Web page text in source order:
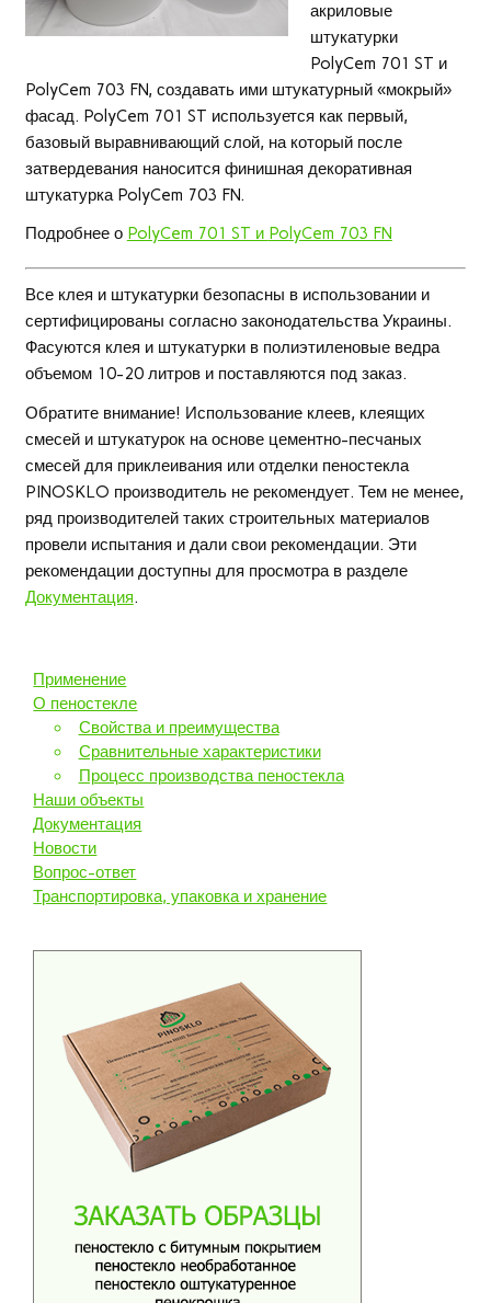
акриловые
штукатурки
PolyCem 701 ST и
PolyCem 703 FN, создавать ими штукатурный «мокрый»
фасад. PolyCem 701 ST используется как первый,
базовый выравнивающий слой, на который после
затвердевания наносится финишная декоративная
штукатурка PolyCem 703 FN.
Подробнее о PolyCem 701 ST и PolyCem 703 FN
Все клея и штукатурки безопасны в использовании и
сертифицированы согласно законодательства Украины.
Фасуются клея и штукатурки в полиэтиленовые ведра
объемом 10-20 литров и поставляются под заказ.
Обратите внимание! Использование клеев, клеящих
смесей и штукатурок на основе цементно-песчаных
смесей для приклеивания или отделки пеностекла
PINOSKLO производитель не рекомендует. Тем не менее,
ряд производителей таких строительных материалов
провели испытания и дали свои рекомендации. Эти
рекомендации доступны для просмотра в разделе
Документация.
Применение
О пеностекле
Свойства и преимущества
Сравнительные характеристики
Процесс производства пеностекла
Наши объекты
Документация
Новости
Вопрос-ответ
Транспортировка, упаковка и хранение